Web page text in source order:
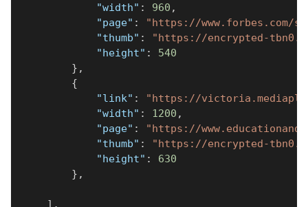
"width" : 960 ,
"page" :
"https://www.forbes.com/
"thumb" :
"https://encrypted-
"height" :
540
} ,
{
"link" :
"https://
"width" : 1200 ,
"page" :
"https://
"thumb" :
"https://encrypted-
"height" :
630
} ,
] ,